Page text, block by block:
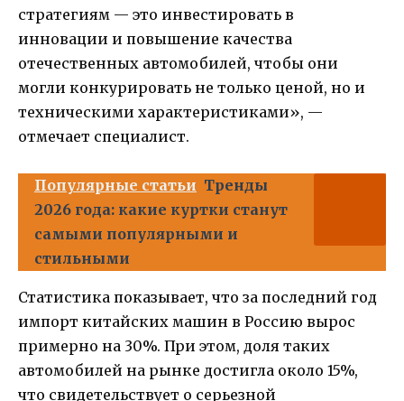
стратегиям — это инвестировать в
инновации и повышение качества
отечественных автомобилей, чтобы они
могли конкурировать не только ценой, но и
техническими характеристиками», —
отмечает специалист.
Популярные статьи Тренды
2026 года: какие куртки станут
самыми популярными и
стильными
Статистика показывает, что за последний год
импорт китайских машин в Россию вырос
примерно на 30%. При этом, доля таких
автомобилей на рынке достигла около 15%,
что свидетельствует о серьезной